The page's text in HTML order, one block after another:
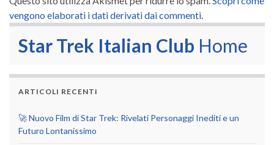
vengono elaborati i dati derivati dai commenti
Star Trek Italian Club Home
ARTICOLI RECENTI
🚀 Nuovo Film di Star Trek: Rivelati Personaggi Inediti e un
Futuro Lontanissimo